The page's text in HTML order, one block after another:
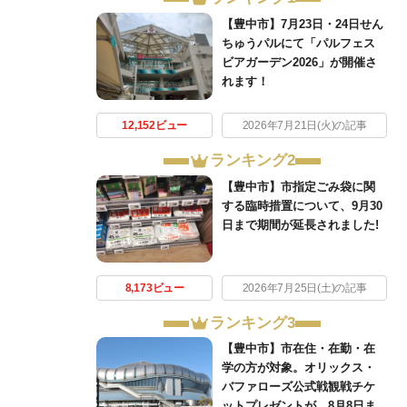
【豊中市】7月23日・24日せん
ちゅうパルにて「パルフェス
ビアガーデン2026」が開催さ
れます！
12,152ビュー 2026年7月21日(火)の記事
ランキング2
【豊中市】市指定ごみ袋に関
する臨時措置について、9月30
日まで期間が延長されました!
8,173ビュー 2026年7月25日(土)の記事
ランキング3
【豊中市】市在住・在勤・在
学の方が対象。オリックス・
バファローズ公式戦観戦チケ